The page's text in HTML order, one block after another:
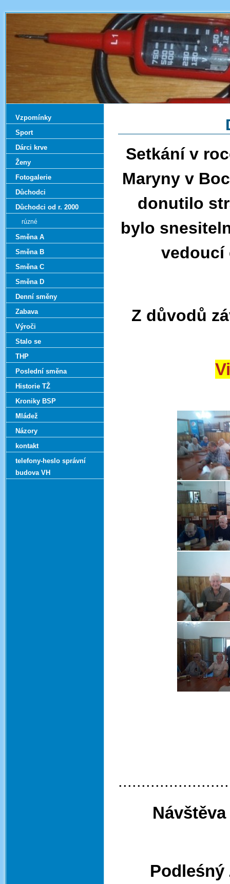
Setkání v
Maryny v
donutilo
bylo
vedoucí
Z důvodů
Vzpomínky
Sport
Dárci krve
Ženy
Fotogalerie
Důchodci
Důchodci od r. 2000
rúzné
Směna A
Směna B
Směna C
Směna D
Denní směny
Zabava
Výroči
Stalo se
THP
Poslední směna
Historie TŽ
Kroniky BSP
Mládež
Názory
kontakt
telefony-heslo správní
budova VH